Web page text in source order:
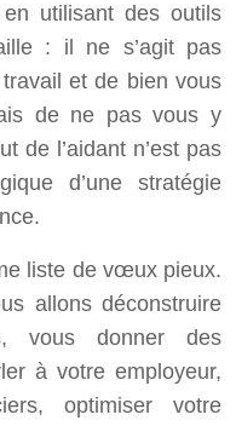
utilisant des outils
: il ne s’agit pas
et de bien vous
de ne pas vous y
de l’aidant n’est pas
d’une stratégie
liste de vœux pieux.
allons déconstruire
vous donner des
à votre employeur,
optimiser votre